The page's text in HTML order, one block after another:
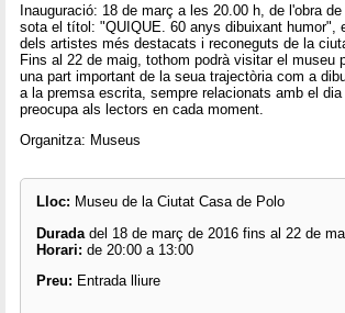
Inauguració: 18 de març a les 20.00 h, de l'obra
sota el títol: "QUIQUE. 60 anys dibuixant humor",
dels artistes més destacats i reconeguts de la
Fins al 22 de maig, tothom podrà visitar el museu
una part important de la seua trajectòria com a
a la premsa escrita, sempre relacionats amb el
preocupa als lectors en cada moment.
Organitza: Museus
Lloc: Museu de la Ciutat Casa de Polo
Durada del 18 de març de 2016 fins al 22 de
Horari: de 20:00 a 13:00
Preu: Entrada lliure